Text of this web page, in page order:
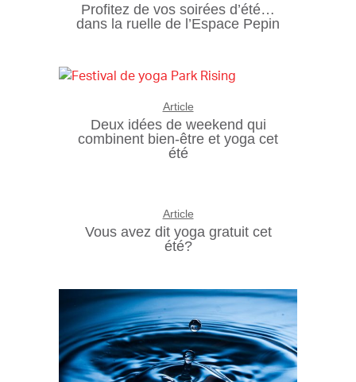
Profitez de vos soirées d’été…
dans la ruelle de l’Espace Pepin
Article
Deux idées de weekend qui
combinent bien-être et yoga cet
été
Article
Vous avez dit yoga gratuit cet
été?